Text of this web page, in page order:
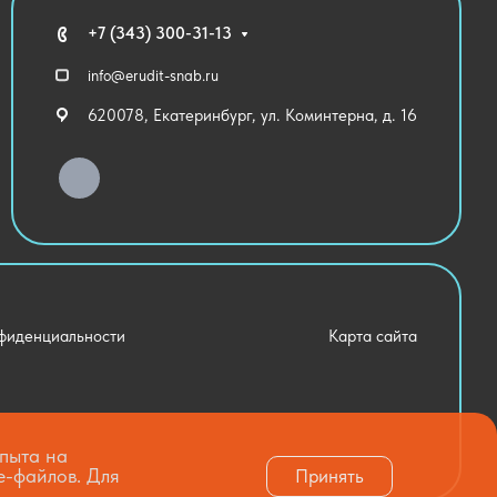
+7 (343) 300-31-13
info@erudit-snab.ru
620078, Екатеринбург, ул. Коминтерна, д. 16
Карта сайта
на
файлов. Для
Принять